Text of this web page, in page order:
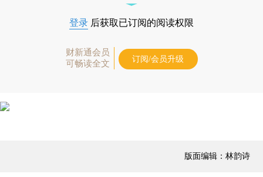
登录 后获取已订阅的阅读权限
财新通会员
可畅读全文
订阅/会员升级
版面编辑：林韵诗